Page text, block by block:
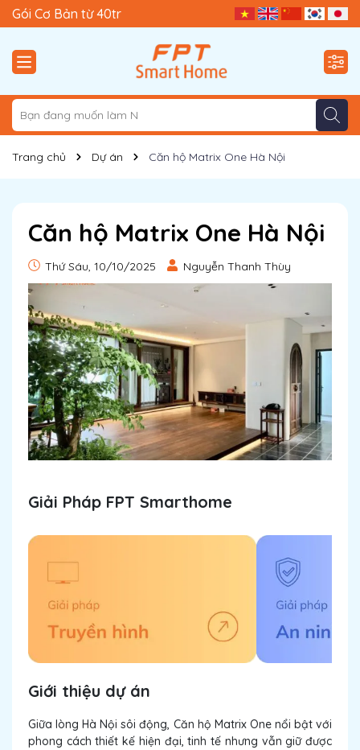
Gói Trải Nghiệm từ 9tr9
Gói Cơ Bản từ 40tr
Trang chủ Dự án Căn hộ Matrix One Hà Nội
Căn hộ Matrix One Hà Nội
Thứ Sáu, 10/10/2025 Nguyễn Thanh Thùy
Giải Pháp FPT Smarthome
Giới thiệu dự án
Giữa lòng Hà Nội sôi động, Căn hộ Matrix One nổi bật với
phong cách thiết kế hiện đại, tinh tế nhưng vẫn giữ được